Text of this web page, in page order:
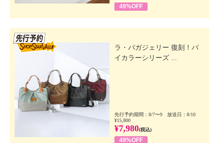
49%OFF
ラ・バガジェリー 復刻！バ
イカラーシリーズ ...
先行予約期間：8/7〜9 放送日：8/10
¥15,800
¥7,980(税込)
49%OFF